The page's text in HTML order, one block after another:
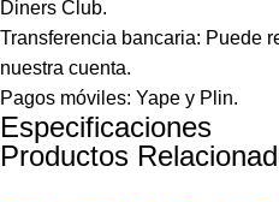
Diners Club.
Transferencia bancaria: Puede
nuestra cuenta.
Pagos móviles: Yape y Plin.
Especificaciones
Productos